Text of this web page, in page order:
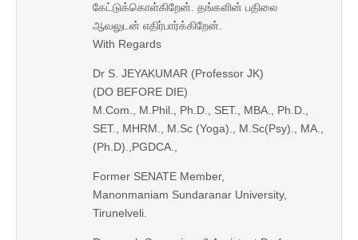
கேட்டுக்கொள்கிறேன். தங்களின் பதிலை
ஆவலுடன் எதிர்பார்க்கிறேன்.
With Regards
Dr S. JEYAKUMAR (Professor JK)
(DO BEFORE DIE)
M.Com., M.Phil., Ph.D., SET., MBA., Ph.D.,
SET., MHRM., M.Sc (Yoga)., M.Sc(Psy)., MA.,
(Ph.D).,PGDCA.,
Former SENATE Member,
Manonmaniam Sundaranar University,
Tirunelveli.